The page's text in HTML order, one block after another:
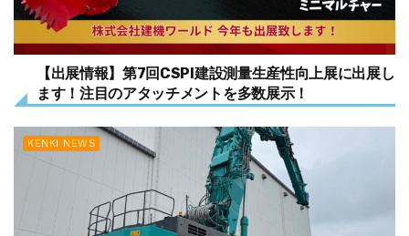
【出展情報】第7回CSPI建設測量生産性向上展に出展し
ます！注目のアタッチメントを多数展示！
KENKI NEWS